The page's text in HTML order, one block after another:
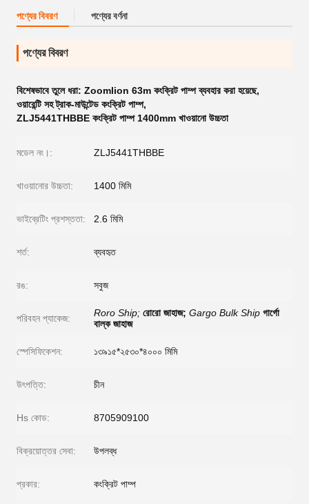
পণ্যের বিবরণ পণ্যের বর্ণনা
পণ্যের বিবরণ
বিশেষভাবে তুলে ধরা: Zoomlion 63m কংক্রিট পাম্প ব্যবহার করা হয়েছে,
ওয়ারেন্টি সহ ট্রাক-মাউন্টেড কংক্রিট পাম্প,
ZLJ5441THBBE কংক্রিট পাম্প 1400mm খাওয়ানো উচ্চতা
মডেল নং।: ZLJ5441THBBE
খাওয়ানোর উচ্চতা: 1400 মিমি
ভাইব্রেটিং প্রশস্ততা: 2.6 মিমি
শর্ত: ব্যবহৃত
রঙ: সবুজ
পরিবহন প্যাকেজ: Roro Ship; রোরো জাহাজ; Gargo Bulk Ship গার্গো
বাল্ক জাহাজ
স্পেসিফিকেশন: ১৩৯১৫*২৫৩০*৪০০০ মিমি
উৎপত্তি: চীন
Hs কোড: 8705909100
বিক্রয়োত্তর সেবা: উপলব্ধ
প্রকার: কংক্রিট পাম্প